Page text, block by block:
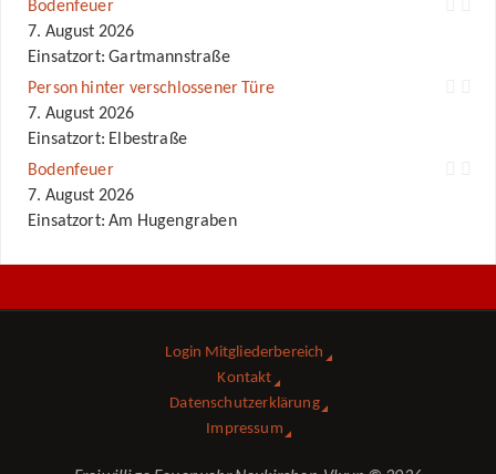
Bodenfeuer
7. August 2026
Einsatzort: Gartmannstraße
Person hinter verschlossener Türe
7. August 2026
Einsatzort: Elbestraße
Bodenfeuer
7. August 2026
Einsatzort: Am Hugengraben
Login Mitgliederbereich
Kontakt
Datenschutzerklärung
Impressum